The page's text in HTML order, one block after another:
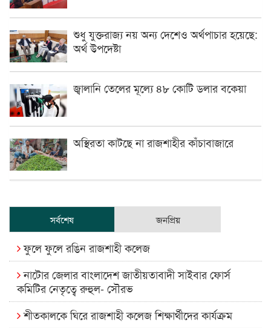
শুধু যুক্তরাজ্য নয় অন্য দেশেও অর্থপাচার হয়েছে:
অর্থ উপদেষ্টা
জ্বালানি তেলের মূল্যে ৪৮ কোটি ডলার বকেয়া
অস্থিরতা কাটছে না রাজশাহীর কাঁচাবাজারে
সর্বশেষ জনপ্রিয়
ফুলে ফুলে রঙিন রাজশাহী কলেজ
নাটোর জেলার বাংলাদেশ জাতীয়তাবাদী সাইবার ফোর্স
কমিটির নেতৃত্বে রুহুল- সৌরভ
শীতকালকে ঘিরে রাজশাহী কলেজ শিক্ষার্থীদের কার্যক্রম